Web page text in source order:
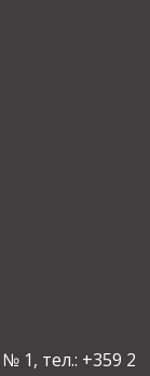
1, тел.: +359 2